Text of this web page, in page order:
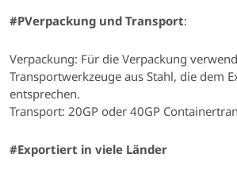
#PVerpackung und Transport:
Verpackung: Für die Verpackung
Transportwerkzeuge aus Stahl, die dem
entsprechen.
Transport: 20GP oder 40GP
#Exportiert in viele Länder